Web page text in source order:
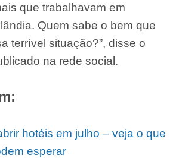
que trabalhavam em
Quem sabe o bem que
terrível situação?”, disse o
na rede social.
hotéis em julho – veja o que
esperar